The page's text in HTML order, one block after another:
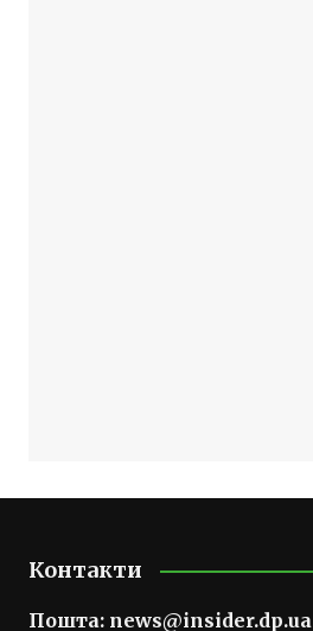
Контакти
Пошта: news@insider.dp.ua